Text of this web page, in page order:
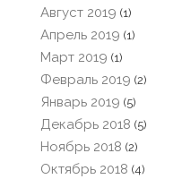
Август 2019 (1)
Апрель 2019 (1)
Март 2019 (1)
Февраль 2019 (2)
Январь 2019 (5)
Декабрь 2018 (5)
Ноябрь 2018 (2)
Октябрь 2018 (4)